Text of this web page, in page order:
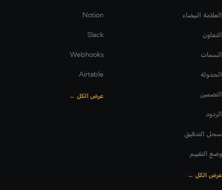
العلامة البيضاء
التعاون
السمات
الجدولة
التضمين
الردود
سجل التدقيق
وضع التقييم
عرض الكل ←
Notion
Slack
Webhooks
Airtable
عرض الكل ←